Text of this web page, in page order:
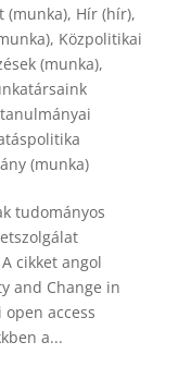
(munka), Hír (hír),
, Közpolitikai
(munka),
(munka)
tudományos
cikket angol
and Change in
access
a...